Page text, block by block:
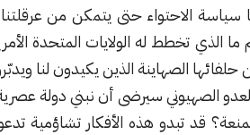
حتى يتمكن من عرقلتنا وتكبيلنا في
الولايات المتحدة الأمريكية، سيما
الذين يكيدون لنا ويدبّرون؟
سيرضى أن نبني دولة عصرية إلى جواره،
هذه الأفكار تشاؤمية تدعو إلى القلق،